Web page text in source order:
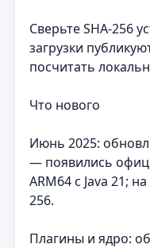
Сверьте SHA-256
загрузки
посчитать
Что нового
Июнь 2025:
— появились
ARM64 с Java 21;
256.
Плагины и ядро: